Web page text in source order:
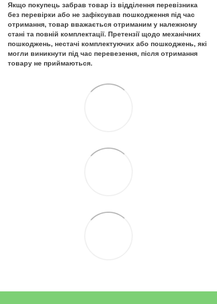
Якщо покупець забрав товар із відділення перевізника
без перевірки або не зафіксував пошкодження під час
отримання, товар вважається отриманим у належному
стані та повній комплектації. Претензії щодо механічних
пошкоджень, нестачі комплектуючих або пошкоджень, які
могли виникнути під час перевезення, після отримання
товару не приймаються.